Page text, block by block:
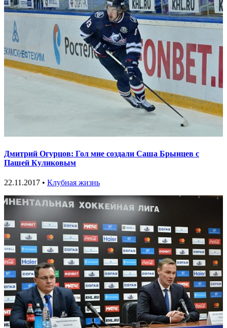
Дмитрий Огурцов: Гол мне создали Саша Брынцев с
Пашей Куликовым
22.11.2017 • Клубная жизнь